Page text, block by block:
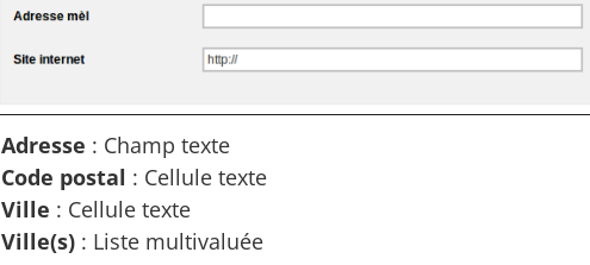
Adresse : Champ texte
Code postal : Cellule texte
Ville : Cellule texte
Ville(s): Liste multivaluée